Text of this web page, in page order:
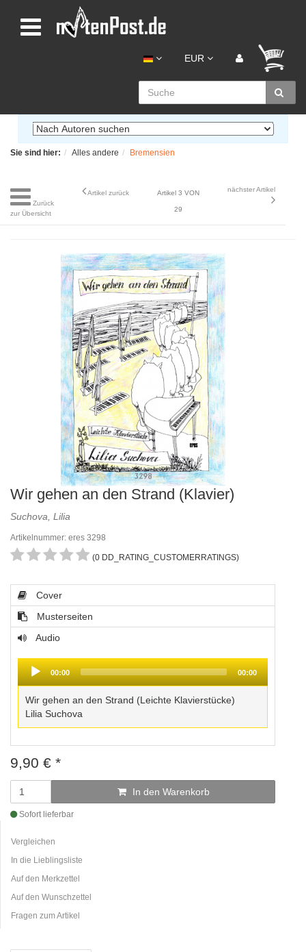
EUR
Sie sind hier: Alles andere Bremensien
Zurück
zur Übersicht
Artikel zurück Artikel 3 VON
29
nächster Artikel
Wir gehen an den Strand (Klavier)
Suchova, Lilia
Artikelnummer: eres 3298
(0 DD_RATING_CUSTOMERRATINGS)
Cover
Musterseiten
Audio
Player
00:00 00:00
Wir gehen an den Strand (Leichte Klavierstücke)
Lilia Suchova
9,90 € *
In den Warenkorb
Sofort lieferbar
Vergleichen
In die Lieblingsliste
Auf den Merkzettel
Auf den Wunschzettel
Fragen zum Artikel